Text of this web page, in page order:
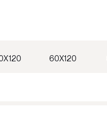
60X120